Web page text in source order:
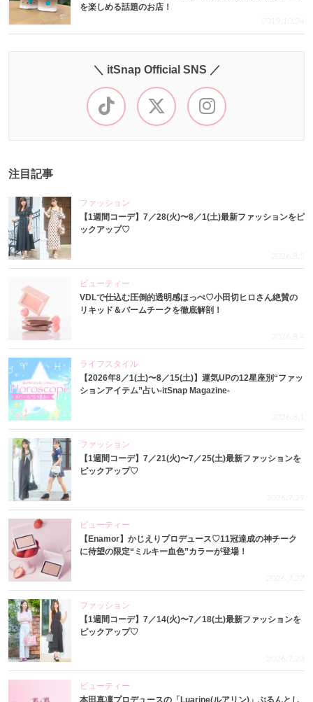
を楽しめる話題のお店！
2019.10.24
＼ itSnap Official SNS ／
注目記事
ファッション
【1週間コーデ】7／28(火)〜8／1(土)最新ファッションをピ
ックアップ♡
2026.8.5
ビューティー
VDLで仕込む圧倒的透明感ほっぺ♡小田切ヒロさん絶賛の
リキッド＆バームチークを徹底解剖！
2026.8.4
ライフスタイル
【2026年8／1(土)〜8／15(土)】運気UPの12星座別“ファッ
ションアイテム”占い-itSnap Magazine-
2026.8.1
ファッション
【1週間コーデ】7／21(火)〜7／25(土)最新ファッションを
ピックアップ♡
2026.7.29
ビューティー
【Enamor】かじえりプロデュース♡11冠達成の神チーク
に待望の限定“ミルキー血色”カラーが登場！
2026.7.27
ファッション
【1週間コーデ】7／14(火)〜7／18(土)最新ファッションを
ピックアップ♡
2026.7.23
ビューティー
本田真凜プロデュースの「Luarine(ルアリン)」ぷるんとし